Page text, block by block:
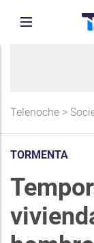
Telenoche >
TORMENTA